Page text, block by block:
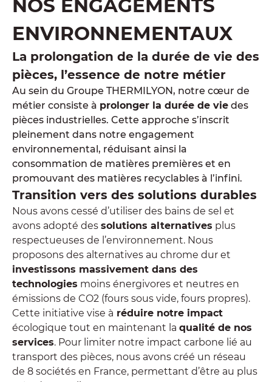
NOS ENGAGEMENTS
ENVIRONNEMENTAUX
La prolongation de la durée de vie des
pièces, l’essence de notre métier
Au sein du Groupe THERMILYON, notre cœur de
métier consiste à prolonger la durée de vie des
pièces industrielles. Cette approche s’inscrit
pleinement dans notre engagement
environnemental, réduisant ainsi la
consommation de matières premières et en
promouvant des matières recyclables à l’infini.
Transition vers des solutions durables
Nous avons cessé d’utiliser des bains de sel et
avons adopté des solutions alternatives plus
respectueuses de l’environnement. Nous
proposons des alternatives au chrome dur et
investissons massivement dans des
technologies moins énergivores et neutres en
émissions de CO2 (fours sous vide, fours propres).
Cette initiative vise à réduire notre impact
écologique tout en maintenant la qualité de nos
services. Pour limiter notre impact carbone lié au
transport des pièces, nous avons créé un réseau
de 8 sociétés en France, permettant d’être au plus